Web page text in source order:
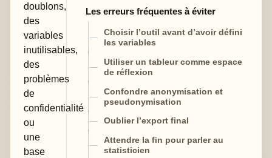
doublons,
des
variables
inutilisables,
des
problèmes
de
confidentialité
ou
une
base
Les erreurs fréquentes à éviter
Choisir l’outil avant d’avoir défini
les variables
Utiliser un tableur comme espace
de réflexion
Confondre anonymisation et
pseudonymisation
Oublier l’export final
Attendre la fin pour parler au
statisticien